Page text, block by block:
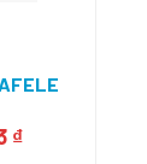
₫Giá